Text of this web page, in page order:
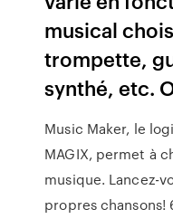
musical
trompette,
synthé, etc.
Music Maker, le
MAGIX, permet à
musique. Lancez-
propres